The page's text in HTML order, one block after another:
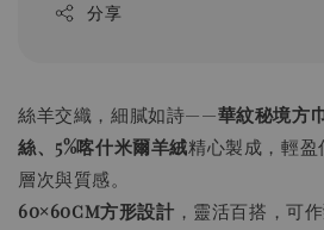
分享
絲羊交織，細膩如詩——華紋秘境方
絲、5%喀什米爾羊絨精心製成，輕
層次與質感。
60×60cm方形設計 ，靈活百搭，可